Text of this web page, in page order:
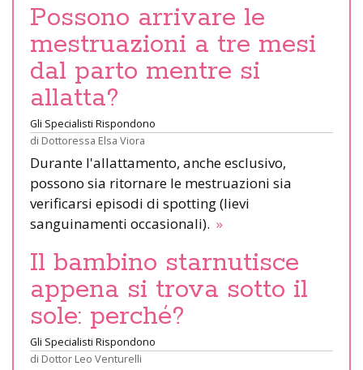
Possono arrivare le
mestruazioni a tre mesi
dal parto mentre si
allatta?
Gli Specialisti Rispondono
di Dottoressa Elsa Viora
Durante l'allattamento, anche esclusivo,
possono sia ritornare le mestruazioni sia
verificarsi episodi di spotting (lievi
sanguinamenti occasionali). »
Il bambino starnutisce
appena si trova sotto il
sole: perché?
Gli Specialisti Rispondono
di Dottor Leo Venturelli